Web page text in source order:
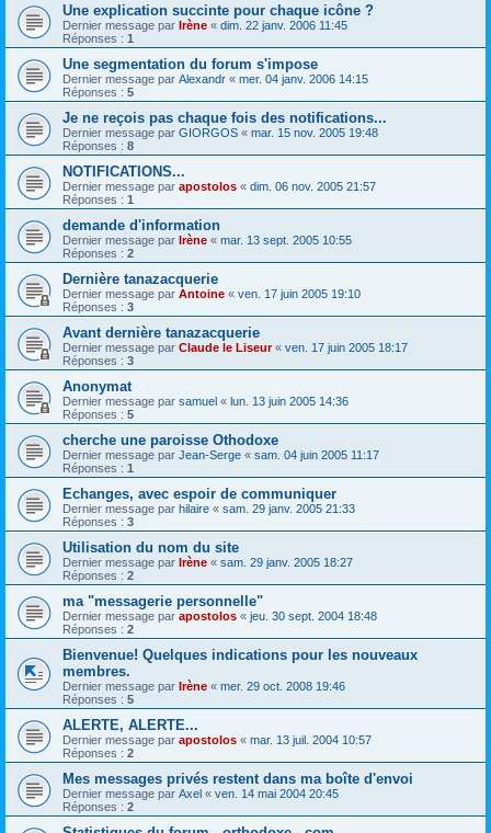
Une explication succinte pour chaque icône ?
Dernier message par Irène « dim. 22 janv. 2006 11:45
Réponses : 1
Une segmentation du forum s'impose
Dernier message par Alexandr « mer. 04 janv. 2006 14:15
Réponses : 5
Je ne reçois pas chaque fois des notifications...
Dernier message par GIORGOS « mar. 15 nov. 2005 19:48
Réponses : 8
NOTIFICATIONS...
Dernier message par apostolos « dim. 06 nov. 2005 21:57
Réponses : 1
demande d'information
Dernier message par Irène « mar. 13 sept. 2005 10:55
Réponses : 2
Dernière tanazacquerie
Dernier message par Antoine « ven. 17 juin 2005 19:10
Réponses : 3
Avant dernière tanazacquerie
Dernier message par Claude le Liseur« ven. 17 juin 2005 18:17
Réponses : 3
Anonymat
Dernier message par samuel « lun. 13 juin 2005 14:36
Réponses : 5
cherche une paroisse Othodoxe
Dernier message par Jean-Serge « sam. 04 juin 2005 11:17
Réponses : 1
Echanges, avec espoir de communiquer
Dernier message par hilaire « sam. 29 janv. 2005 21:33
Réponses : 3
Utilisation du nom du site
Dernier message par Irène « sam. 29 janv. 2005 18:27
Réponses : 2
ma "messagerie personnelle"
Dernier message par apostolos « jeu. 30 sept. 2004 18:48
Réponses : 2
Bienvenue! Quelques indications pour les nouveaux
membres.
Dernier message par Irène « mer. 29 oct. 2008 19:46
Réponses : 5
ALERTE, ALERTE...
Dernier message par apostolos « mar. 13 juil. 2004 10:57
Réponses : 2
Mes messages privés restent dans ma boîte d'envoi
Dernier message par Axel « ven. 14 mai 2004 20:45
Réponses : 2